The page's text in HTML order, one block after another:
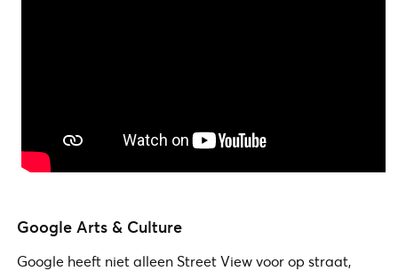
Google Arts & Culture
Google heeft niet alleen Street View voor op straat,